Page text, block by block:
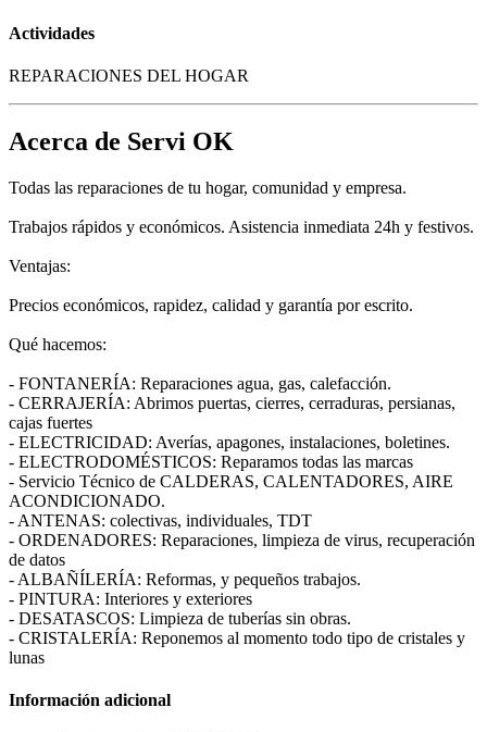
Actividades
REPARACIONES DEL HOGAR
Acerca de Servi OK
Todas las reparaciones de tu hogar, comunidad y empresa.
Trabajos rápidos y económicos. Asistencia inmediata 24h y festivos.
Ventajas:
Precios económicos, rapidez, calidad y garantía por escrito.
Qué hacemos:
- FONTANERÍA: Reparaciones agua, gas, calefacción.
- CERRAJERÍA: Abrimos puertas, cierres, cerraduras, persianas,
cajas fuertes
- ELECTRICIDAD: Averías, apagones, instalaciones, boletines.
- ELECTRODOMÉSTICOS: Reparamos todas las marcas
- Servicio Técnico de CALDERAS, CALENTADORES, AIRE
ACONDICIONADO.
- ANTENAS: colectivas, individuales, TDT
- ORDENADORES: Reparaciones, limpieza de virus, recuperación
de datos
- ALBAÑÍLERÍA: Reformas, y pequeños trabajos.
- PINTURA: Interiores y exteriores
- DESATASCOS: Limpieza de tuberías sin obras.
- CRISTALERÍA: Reponemos al momento todo tipo de cristales y
lunas
Información adicional